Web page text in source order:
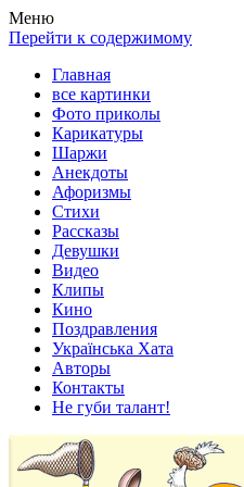
Весела хата — прикольные
Покажем всем ваши фото
Меню
Перейти к содержимому
Главная
все картинки
Фото приколы
Карикатуры
Шаржи
Анекдоты
Афоризмы
Стихи
Рассказы
Девушки
Видео
Клипы
Кино
Поздравления
Українська Хата
Авторы
Контакты
Не губи талант!